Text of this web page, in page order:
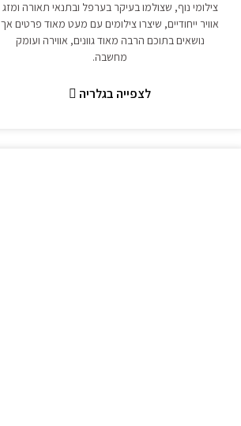
צילומי נוף, שצולמו בעיקר בערפל ובתנאי תאורה ומזג
אוויר ייחודיים, שיצרו צילומים עם מעט מאוד פרטים אך
נושאים בתוכם הרבה מאוד גוונים, אווירה ועומק
מחשבה.
לצפייה בגלריה